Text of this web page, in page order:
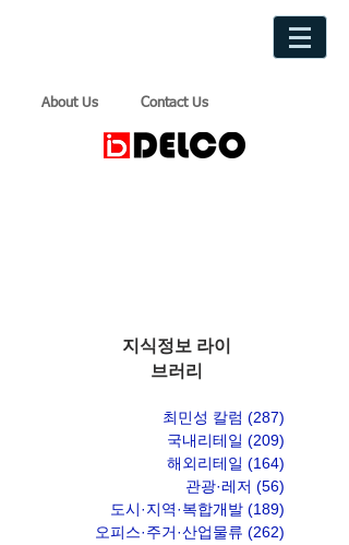
About Us Contact Us
지식정보 라이
브러리
최민성 칼럼 (287)
국내리테일 (209)
해외리테일 (164)
관광·레저 (56)
도시·지역·복합개발 (189)
오피스·주거·산업물류 (262)